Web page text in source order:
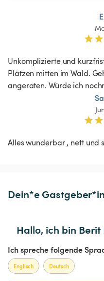
Unkomplizierte und
Plätzen mitten im Wald.
angeraten. Würde ich
Alles wunderbar , nett und
Dein*e Gastgeber*in
Hallo, ich bin Berit
Ich spreche folgende
Englisch Deutsch